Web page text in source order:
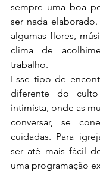
sempre uma boa
ser nada
algumas flores,
clima de
trabalho.
Esse tipo de
diferente do culto
intimista, onde as
conversar, se
cuidadas. Para
ser até mais fácil
uma programação